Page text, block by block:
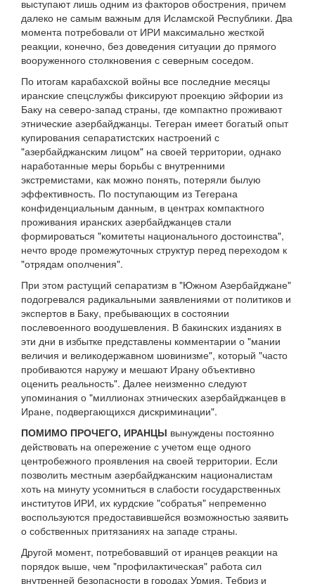
выступают лишь одним из факторов обострения, причем
далеко не самым важным для Исламской Республики. Два
момента потребовали от ИРИ максимально жесткой
реакции, конечно, без доведения ситуации до прямого
вооруженного столкновения с северным соседом.
По итогам карабахской войны все последние месяцы
иранские спецслужбы фиксируют проекцию эйфории из
Баку на северо-запад страны, где компактно проживают
этнические азербайджанцы. Тегеран имеет богатый опыт
купирования сепаратистских настроений с
"азербайджанским лицом" на своей территории, однако
наработанные меры борьбы с внутренними
экстремистами, как можно понять, потеряли былую
эффективность. По поступающим из Тегерана
конфиденциальным данным, в центрах компактного
проживания иранских азербайджанцев стали
формироваться "комитеты национального достоинства",
нечто вроде промежуточных структур перед переходом к
"отрядам ополчения".
При этом растущий сепаратизм в "Южном Азербайджане"
подогревался радикальными заявлениями от политиков и
экспертов в Баку, пребывающих в состоянии
послевоенного воодушевления. В бакинских изданиях в
эти дни в избытке представлены комментарии о "мании
величия и великодержавном шовинизме", который "часто
пробиваются наружу и мешают Ирану объективно
оценить реальность". Далее неизменно следуют
упоминания о "миллионах этнических азербайджанцев в
Иране, подвергающихся дискриминации".
ПОМИМО ПРОЧЕГО, ИРАНЦЫ вынуждены постоянно
действовать на опережение с учетом еще одного
центробежного проявления на своей территории. Если
позволить местным азербайджанским националистам
хоть на минуту усомниться в слабости государственных
институтов ИРИ, их курдские "собратья" непременно
воспользуются предоставившейся возможностью заявить
о собственных притязаниях на западе страны.
Другой момент, потребовавший от иранцев реакции на
порядок выше, чем "профилактическая" работа сил
внутренней безопасности в городах Урмия, Тебриз и